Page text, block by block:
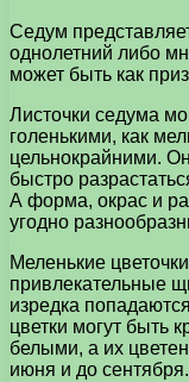
Седум
однолетний либо
может быть как
Листочки седума
голенькими, как
цельнокрайними.
быстро
А форма, окрас и
угодно
Меленькие
привлекательные
изредка
цветки могут быть
белыми, а их
июня и до сентября.